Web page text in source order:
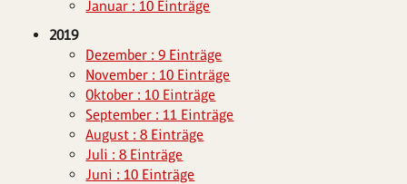
Januar : 10 Einträge
2019
Dezember : 9 Einträge
November : 10 Einträge
Oktober : 10 Einträge
September : 11 Einträge
August : 8 Einträge
Juli : 8 Einträge
Juni : 10 Einträge